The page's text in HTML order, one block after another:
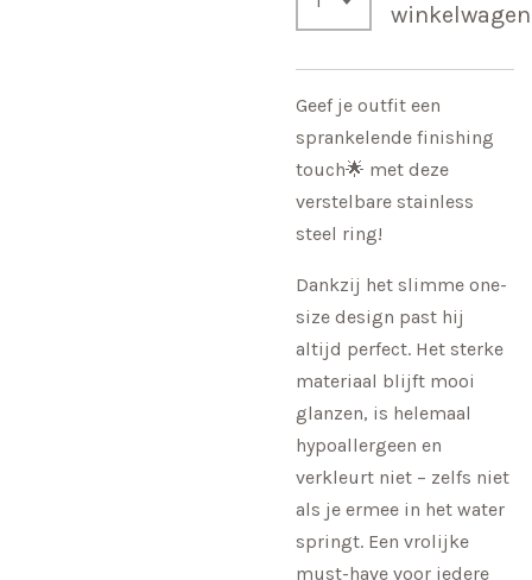
winkelwagen
Geef je outfit een
sprankelende finishing
touch🌟 met deze
verstelbare stainless
steel ring!
Dankzij het slimme one-
size design past hij
altijd perfect. Het sterke
materiaal blijft mooi
glanzen, is helemaal
hypoallergeen en
verkleurt niet – zelfs niet
als je ermee in het water
springt. Een vrolijke
must-have voor iedere